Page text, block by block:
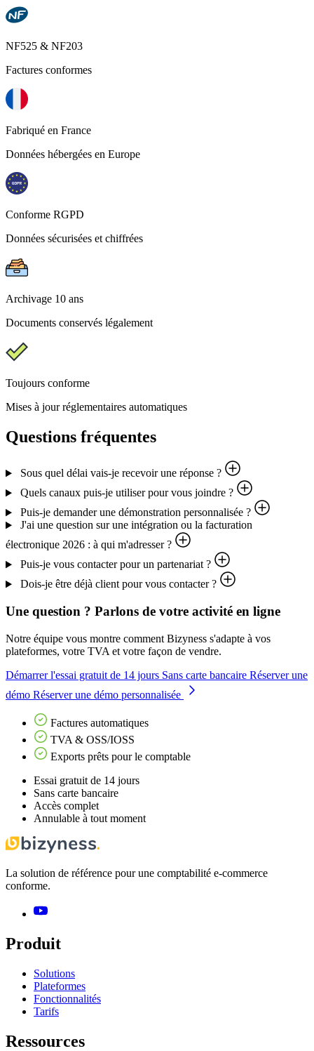
NF525 & NF203
Factures conformes
Fabriqué en France
Données hébergées en Europe
Conforme RGPD
Données sécurisées et chiffrées
Archivage 10 ans
Documents conservés légalement
Toujours conforme
Mises à jour réglementaires automatiques
Questions fréquentes
Sous quel délai vais-je recevoir une réponse ?
Quels canaux puis-je utiliser pour vous joindre ?
Puis-je demander une démonstration personnalisée ?
J'ai une question sur une intégration ou la facturation
électronique 2026 : à qui m'adresser ?
Puis-je vous contacter pour un partenariat ?
Dois-je être déjà client pour vous contacter ?
Une question ? Parlons de votre activité en ligne
Notre équipe vous montre comment Bizyness s'adapte à vos
plateformes, votre TVA et votre façon de vendre.
Démarrer l'essai gratuit de 14 jours Sans carte bancaire Réserver une
démo Réserver une démo personnalisée
Factures automatiques
TVA & OSS/IOSS
Exports prêts pour le comptable
Essai gratuit de 14 jours
Sans carte bancaire
Accès complet
Annulable à tout moment
La solution de référence pour une comptabilité e-commerce
conforme.
Produit
Solutions
Plateformes
Fonctionnalités
Tarifs
Ressources